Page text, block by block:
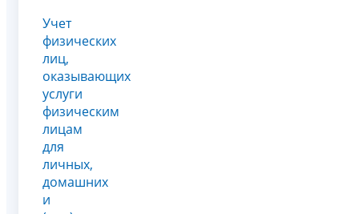
Учет
физических
лиц,
оказывающих
услуги
физическим
лицам
для
личных,
домашних
и